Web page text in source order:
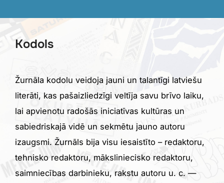
to
Kodols
Žurnāla kodolu veidoja jauni un talantīgi latviešu
literāti, kas pašaizliedzīgi veltīja savu brīvo laiku,
lai apvienotu radošās iniciatīvas kultūras un
sabiedriskajā vidē un sekmētu jauno autoru
izaugsmi. Žurnāls bija visu iesaistīto – redaktoru,
tehnisko redaktoru, māksliniecisko redaktoru,
saimniecības darbinieku, rakstu autoru u. c. —